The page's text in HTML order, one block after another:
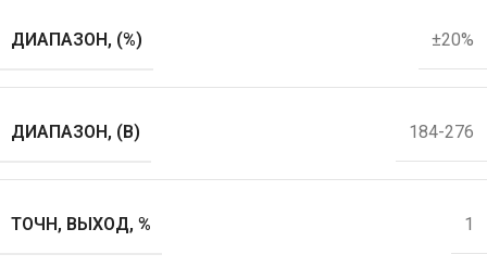
ДИАПАЗОН, (%) ±20%
ДИАПАЗОН, (В) 184-276
ТОЧН, ВЫХОД, % 1